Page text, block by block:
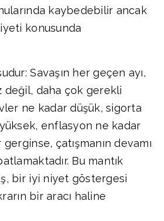
kaybedebilir ancak
konusunda
Savaşın her geçen ayı,
değil, daha çok gerekli
ne kadar düşük, sigorta
enflasyon ne kadar
gerginse, çatışmanın devamı
Bu mantık
bir iyi niyet göstergesi
bir aracı haline